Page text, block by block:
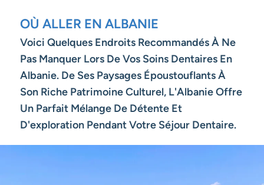
OÙ ALLER EN ALBANIE
Voici Quelques Endroits Recommandés À Ne
Pas Manquer Lors De Vos Soins Dentaires En
Albanie. De Ses Paysages Époustouflants À
Son Riche Patrimoine Culturel, L'Albanie Offre
Un Parfait Mélange De Détente Et
D'exploration Pendant Votre Séjour Dentaire.